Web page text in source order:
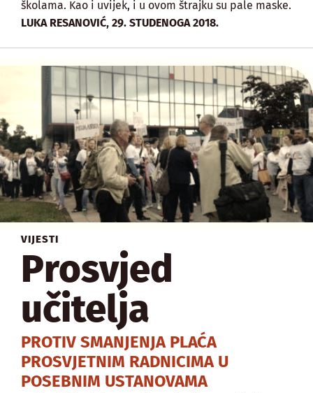
školama. Kao i uvijek, i u ovom štrajku su pale maske.
LUKA RESANOVIĆ, 29. STUDENOGA 2018.
VIJESTI
Prosvjed
učitelja
PROTIV SMANJENJA PLAĆA
PROSVJETNIM RADNICIMA U
POSEBNIM USTANOVAMA